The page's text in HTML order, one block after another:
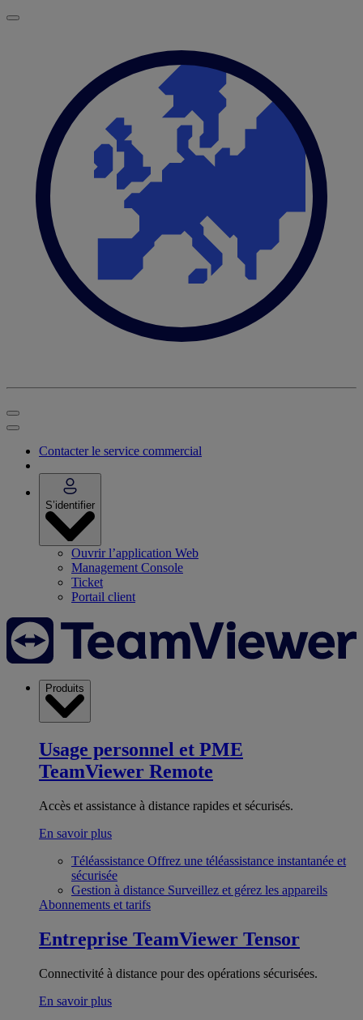
Contacter le service commercial
S’identifier
Ouvrir l’application Web
Management Console
Ticket
Portail client
Produits
Usage personnel et PME
TeamViewer Remote
Accès et assistance à distance rapides et sécurisés.
En savoir plus
Téléassistance Offrez une téléassistance instantanée et
sécurisée
Gestion à distance Surveillez et gérez les appareils
Abonnements et tarifs
Entreprise TeamViewer Tensor
Connectivité à distance pour des opérations sécurisées.
En savoir plus